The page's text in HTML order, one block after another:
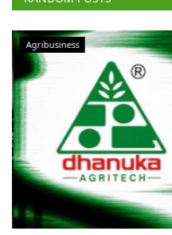
Agribusiness